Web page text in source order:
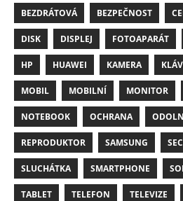
BEZDRÁTOVÁ BEZPEČNOST
DISK DISPLEJ FOTOAPARÁT
HP HUAWEI KAMERA
MOBIL MOBILNÍ MONITOR
NOTEBOOK OCHRANA
REPRODUKTOR SAMSUNG
SLUCHÁTKA SMARTPHONE
TABLET TELEFON TELEVIZE